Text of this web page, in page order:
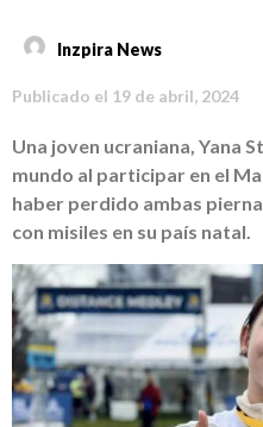
Inzpira News
Publicado el 19 de abril, 2024
Una joven ucraniana, Yana
mundo al participar en el
haber perdido ambas
con misiles en su país natal.